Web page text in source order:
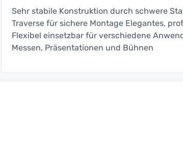
Sehr stabile Konstruktion durch schwere
Traverse für sichere Montage Elegantes,
Flexibel einsetzbar für verschiedene
Messen, Präsentationen und Bühnen